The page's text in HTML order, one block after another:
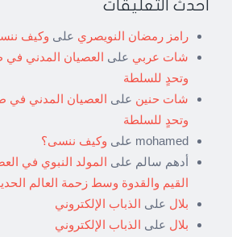
أحدث التعليقات
رامز رمضان النويصري على وكيف
شات عربي على العصيان المدني
وتحدٍ للسلطة
شات حنين على العصيان المدني
وتحدٍ للسلطة
mohamed على وكيف ننسى؟
أدهم سالم على المولد النبوي في
القيم والقدوة وسط زحمة العالم
بلال على الذباب الإلكتروني
بلال على الذباب الإلكتروني